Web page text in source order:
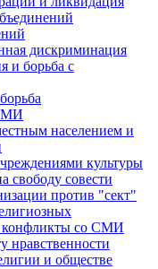
дискриминация
и борьба с
населением и
культуры
свободу совести
против "сект"
конфликты со СМИ
нравственности
и обществе